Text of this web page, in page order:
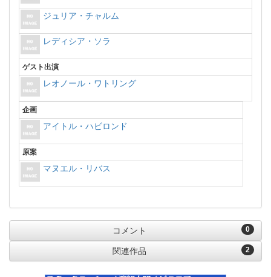
ジュリア・チャルム
レディシア・ソラ
ゲスト出演
レオノール・ワトリング
企画
アイトル・ハビロンド
原案
マヌエル・リバス
0
コメント
2
関連作品